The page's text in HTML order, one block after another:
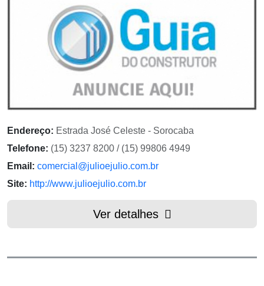
Endereço: Estrada José Celeste - Sorocaba
Telefone: (15) 3237 8200 / (15) 99806 4949
Email: comercial@julioejulio.com.br
Site: http://www.julioejulio.com.br
Ver detalhes